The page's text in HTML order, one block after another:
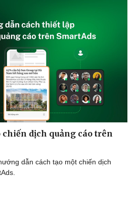
chiến dịch quảng cáo trên
dẫn cách tạo một chiến dịch